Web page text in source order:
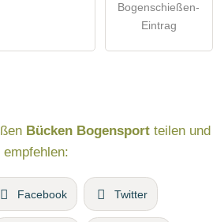
Bogenschießen-
Eintrag
Bücken Bogensportteilen und
empfehlen:
Facebook Twitter